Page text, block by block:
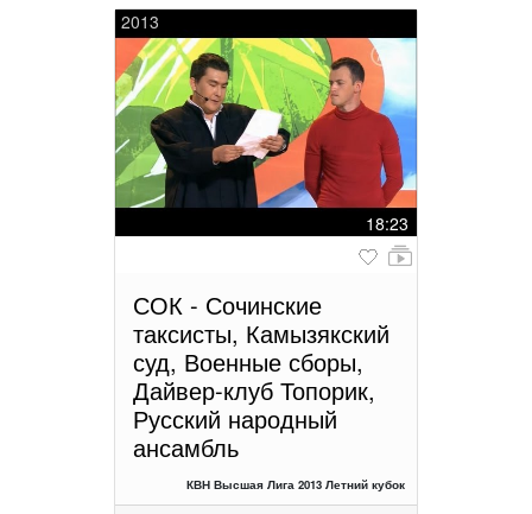
2013
18:23
СОК - Сочинские
таксисты, Камызякский
суд, Военные сборы,
Дайвер-клуб Топорик,
Русский народный
ансамбль
КВН Высшая Лига 2013 Летний кубок